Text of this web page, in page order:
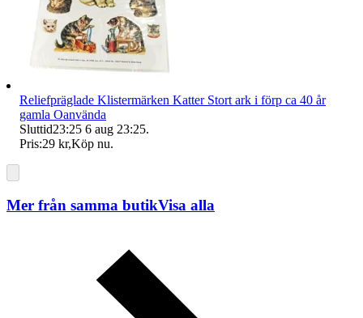
Reliefpräglade Klistermärken Katter Stort ark i förp ca 40 år
gamla Oanvända
Sluttid23:25 6 aug 23:25.
Pris:29 kr,Köp nu.
Mer från samma butikVisa alla